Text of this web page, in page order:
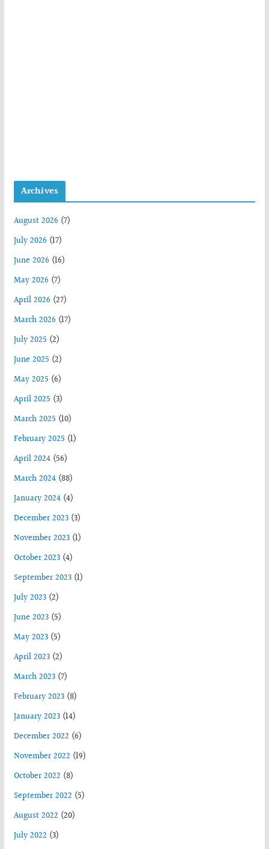
Archives
August 2026(7)
July 2026(17)
June 2026(16)
May 2026(7)
April 2026(27)
March 2026(17)
July 2025 (2)
June 2025 (2)
May 2025 (6)
April 2025 (3)
March 2025 (10)
February 2025 (1)
April 2024(56)
March 2024(88)
January 2024(4)
December 2023(3)
November 2023(1)
October 2023(4)
September 2023(1)
July 2023(2)
June 2023(5)
May 2023(5)
April 2023(2)
March 2023(7)
February 2023(8)
January 2023(14)
December 2022 (6)
November 2022 (19)
October 2022 (8)
September 2022 (5)
August 2022 (20)
July 2022 (3)